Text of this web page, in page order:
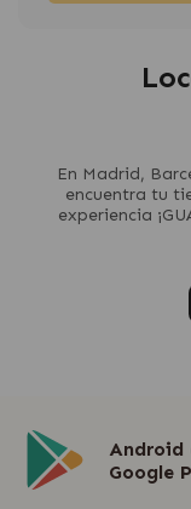
En Madrid,
encuentra tu
experiencia
Android
Google